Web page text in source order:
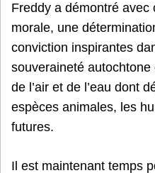
Freddy a démontré avec
morale, une
conviction inspirantes
souveraineté
de l’air et de l’eau dont
espèces animales, les
futures.
Il est maintenant temps